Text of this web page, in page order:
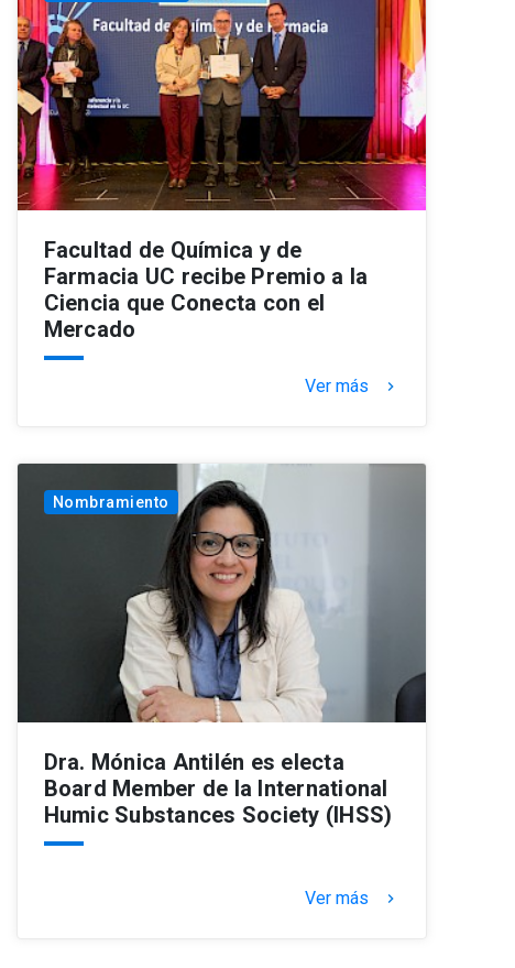
Facultad de Química y de
Farmacia UC recibe Premio a la
Ciencia que Conecta con el
Mercado
Ver más keyboard_arrow_right
Nombramiento
Dra. Mónica Antilén es electa
Board Member de la International
Humic Substances Society (IHSS)
Ver más keyboard_arrow_right